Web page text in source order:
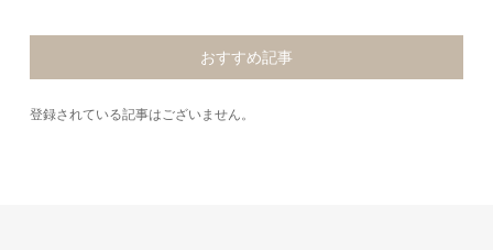
おすすめ記事
登録されている記事はございません。